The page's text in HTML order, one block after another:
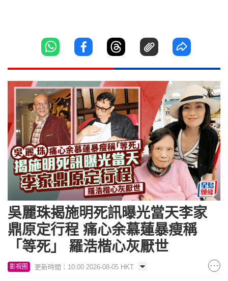
吳麗珠揭施明死訊曝光當天李家
鼎原定行程 痛心余慕蓮暴瘦稱
「等死」 羅浩楷心灰厭世
影視圈 更新時間：10:00 2026-08-05 HKT